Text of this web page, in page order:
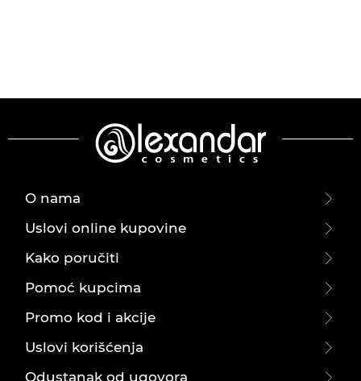
O nama
Uslovi online kupovine
Kako poručiti
Pomoć kupcima
Promo kod i akcije
Uslovi korišćenja
Odustanak od ugovora